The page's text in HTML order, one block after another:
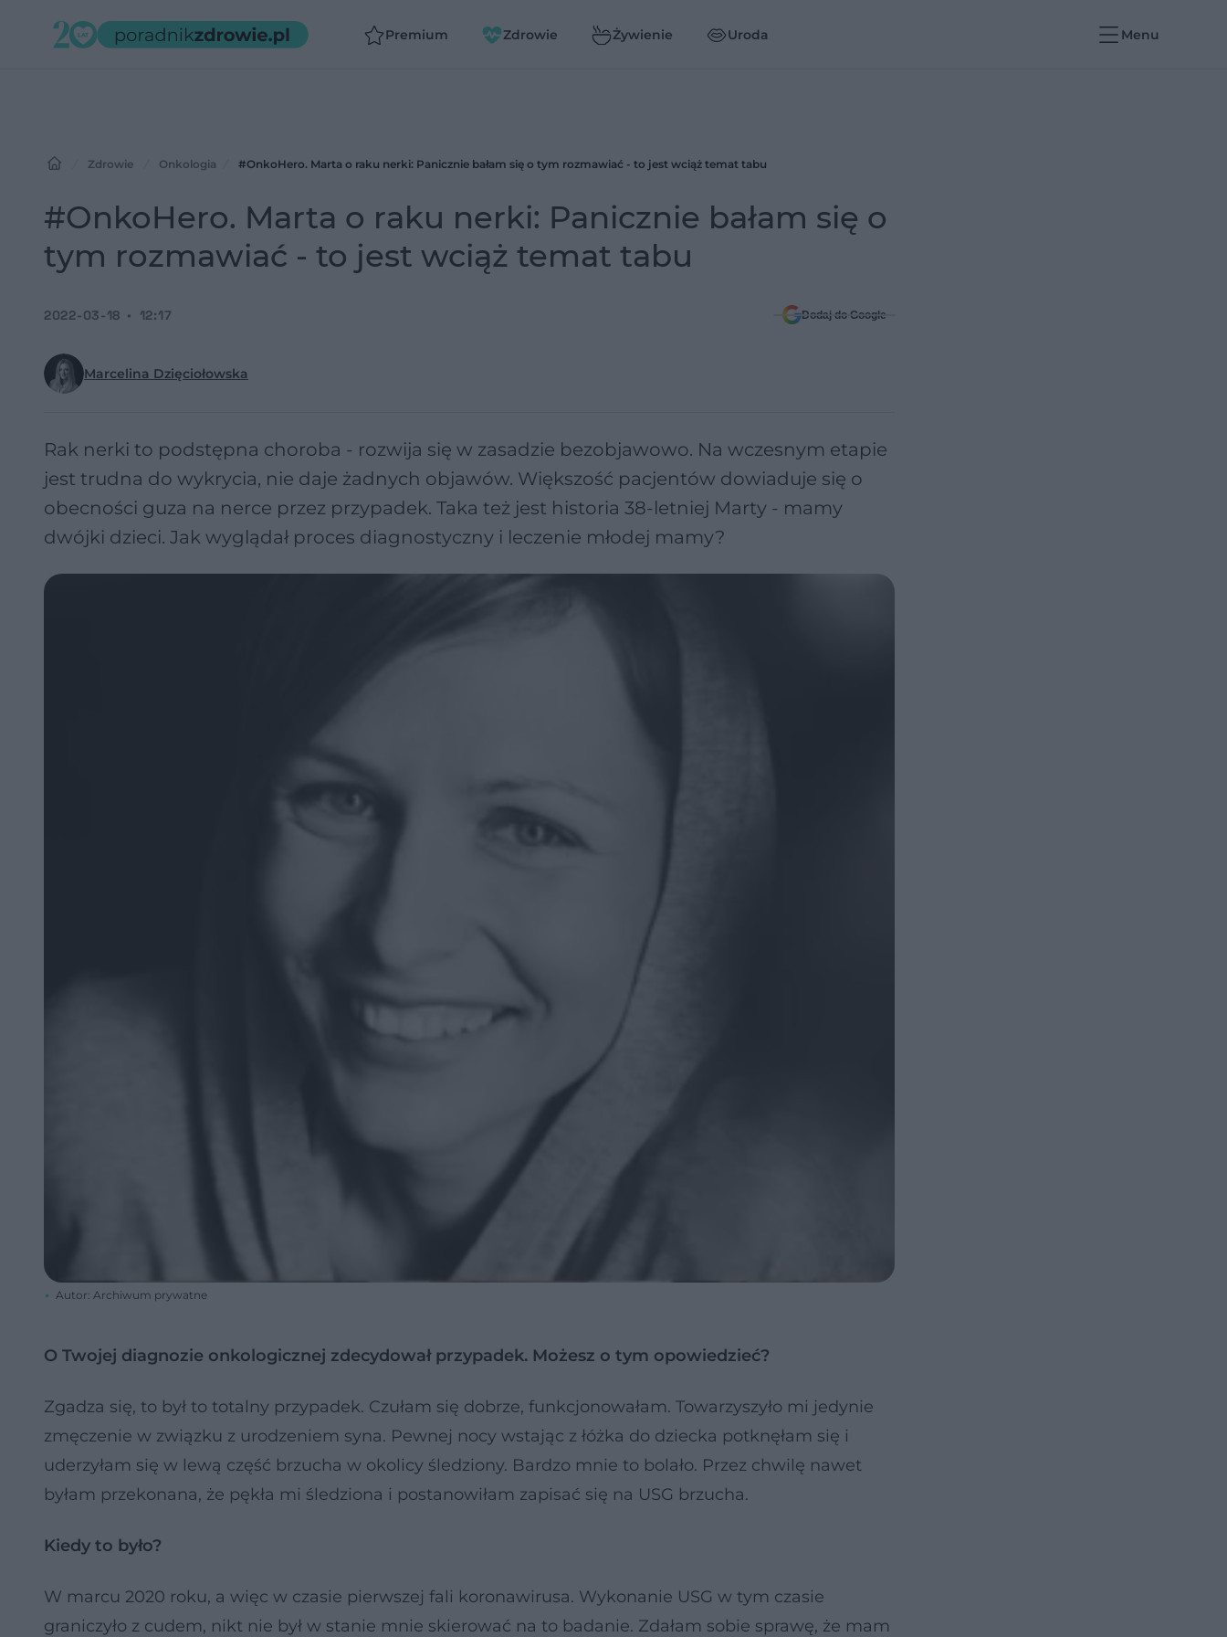
Premium Zdrowie Żywienie Uroda Menu
Zdrowie Onkologia #OnkoHero. Marta o raku nerki: Panicznie bałam się o tym rozmawiać - to jest wciąż temat tabu
#OnkoHero. Marta o raku nerki: Panicznie bałam się o
tym rozmawiać - to jest wciąż temat tabu
Marcelina Dzięciołowska
2022-03-18 12:17 Dodaj do Google
Rak nerki to podstępna choroba - rozwija się w zasadzie bezobjawowo. Na wczesnym etapie
jest trudna do wykrycia, nie daje żadnych objawów. Większość pacjentów dowiaduje się o
obecności guza na nerce przez przypadek. Taka też jest historia 38-letniej Marty - mamy
dwójki dzieci. Jak wyglądał proces diagnostyczny i leczenie młodej mamy?
Autor: Archiwum prywatne
O Twojej diagnozie onkologicznej zdecydował przypadek. Możesz o tym opowiedzieć?
Zgadza się, to był to totalny przypadek. Czułam się dobrze, funkcjonowałam. Towarzyszyło mi jedynie
zmęczenie w związku z urodzeniem syna. Pewnej nocy wstając z łóżka do dziecka potknęłam się i
uderzyłam się w lewą część brzucha w okolicy śledziony. Bardzo mnie to bolało. Przez chwilę nawet
byłam przekonana, że pękła mi śledziona i postanowiłam zapisać się na USG brzucha.
Kiedy to było?
W marcu 2020 roku, a więc w czasie pierwszej fali koronawirusa. Wykonanie USG w tym czasie
graniczyło z cudem, nikt nie był w stanie mnie skierować na to badanie. Zdałam sobie sprawę, że mam